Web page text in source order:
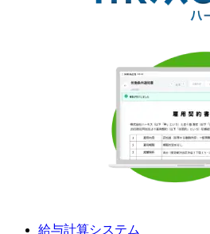
給与計算システム